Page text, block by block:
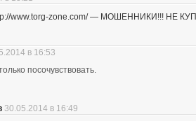
www.torg-zone.com/ — МОШЕННИКИ!!! НЕ
в 16:53
посочувствовать.
30.05.2014 в 16:49